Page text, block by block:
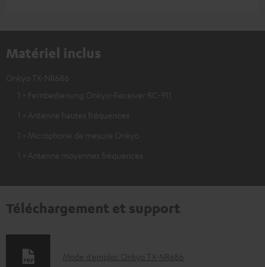
Matériel inclus
Onkyo TX-NR686
1 × Fernbedienung Onkyo-Receiver RC-911
1 × Antenne hautes fréquences
1 × Microphone de mesure Onkyo
1 × Antenne moyennes fréquences
Téléchargement et support
D
Mode d’emploi: Onkyo TX-NR686